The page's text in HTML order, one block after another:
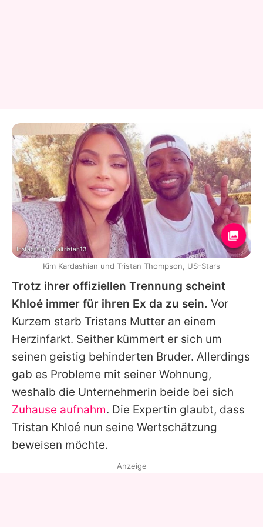
Trotz ihrer offiziellen Trennung scheint
Khloé immer für ihren Ex da zu sein. Vor
Kurzem starb Tristans Mutter an einem
Herzinfarkt. Seither kümmert er sich um
seinen geistig behinderten Bruder. Allerdings
gab es Probleme mit seiner Wohnung,
weshalb die Unternehmerin beide bei sich
Zuhause aufnahm. Die Expertin glaubt, dass
Tristan Khloé nun seine Wertschätzung
beweisen möchte.
Instagram / realtristan13
Kim Kardashian und Tristan Thompson, US-Stars
Anzeige